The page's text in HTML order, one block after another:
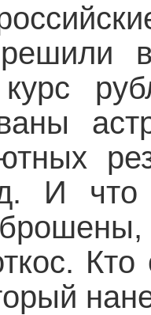
курс
И что